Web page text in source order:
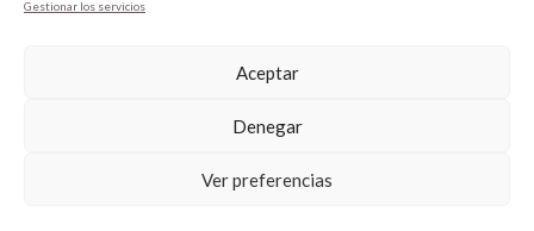
Gestionar los servicios
Aceptar
Denegar
Ver preferencias